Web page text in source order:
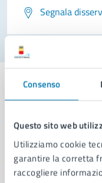
Consenso
Questo sito web
Utilizziamo cookie
garantire la corretta
raccogliere
Segnala
Comune di
AMMINISTRAZIONE